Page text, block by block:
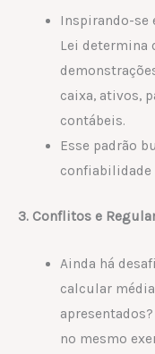
Inspirando-se
Lei determina
caixa, ativos,
contábeis.
Esse padrão
confiabilidade
3. Conflitos e
Ainda há
calcular
no mesmo